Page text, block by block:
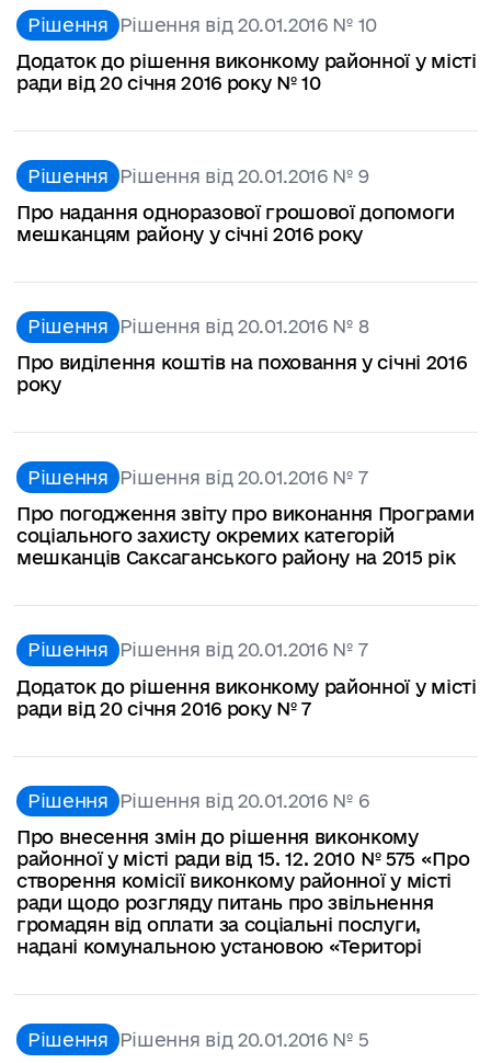
Рішення Рішення від 20.01.2016 № 10
Додаток до рішення виконкому районної у місті
ради від 20 січня 2016 року № 10
Рішення Рішення від 20.01.2016 № 9
Про надання одноразової грошової допомоги
мешканцям району у січні 2016 року
Рішення Рішення від 20.01.2016 № 8
Про виділення коштів на поховання у січні 2016
року
Рішення Рішення від 20.01.2016 № 7
Про погодження звіту про виконання Програми
соціального захисту окремих категорій
мешканців Саксаганського району на 2015 рік
Рішення Рішення від 20.01.2016 № 7
Додаток до рішення виконкому районної у місті
ради від 20 січня 2016 року № 7
Рішення Рішення від 20.01.2016 № 6
Про внесення змін до рішення виконкому
районної у місті ради від 15. 12. 2010 № 575 «Про
створення комісії виконкому районної у місті
ради щодо розгляду питань про звільнення
громадян від оплати за соціальні послуги,
надані комунальною установою «Територі
Рішення Рішення від 20.01.2016 № 5